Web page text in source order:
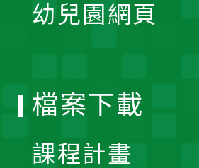
幼兒園網頁
檔案下載
課程計畫